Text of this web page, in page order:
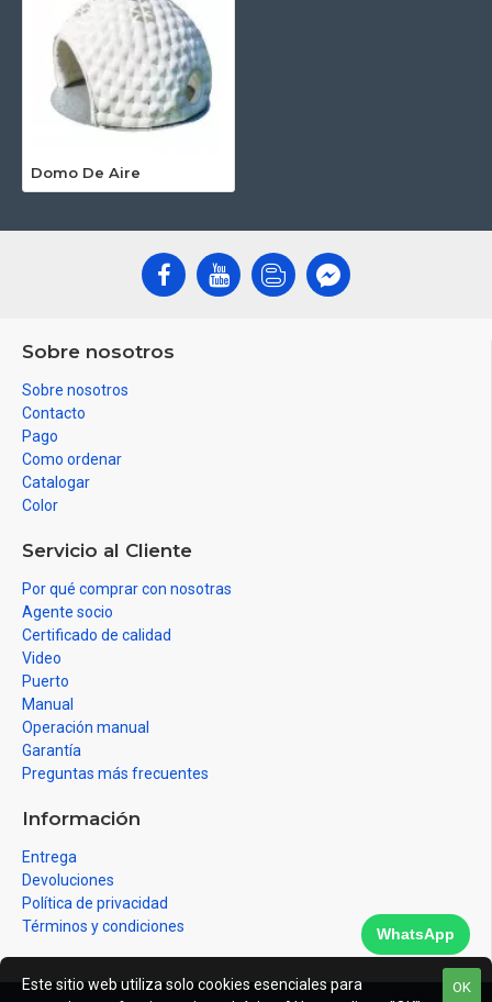
Domo De Aire
Sobre nosotros
Sobre nosotros
Contacto
Pago
Como ordenar
Catalogar
Color
Servicio al Cliente
Por qué comprar con nosotras
Agente socio
Certificado de calidad
Video
Puerto
Manual
Operación manual
Garantía
Preguntas más frecuentes
Información
Entrega
Devoluciones
Política de privacidad
Términos y condiciones
OK
Este sitio web utiliza solo cookies esenciales para
WhatsApp